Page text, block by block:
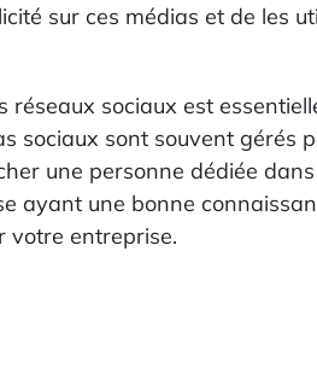
sur ces médias et de les
sociaux est
sociaux sont souvent gérés
une personne dédiée
ayant une bonne
votre entreprise.